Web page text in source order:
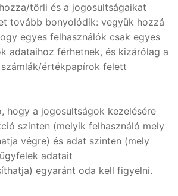
törli és a jogosultságaikat
tovább bonyolódik: vegyük hozzá
egyes felhasználók csak egyes
adataihoz férhetnek, és kizárólag a
értékpapírok felett
hogy a jogosultságok kezelésére
szinten (melyik felhasználó mely
végre) és adat szinten (mely
adatait
egyaránt oda kell figyelni.